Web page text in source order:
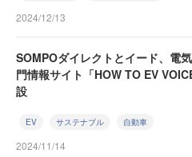
2024/12/13
SOMPOダイレクトとイード、電
門情報サイト「HOW TO EV
設
EV サステナブル 自動車
2024/11/14